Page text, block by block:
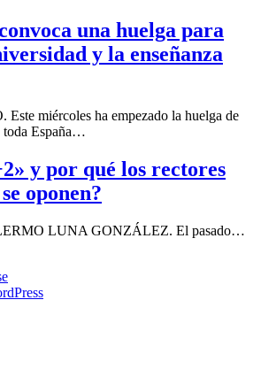
una huelga para
y la enseñanza
miércoles ha empezado la huelga de
toda España…
y por qué los rectores
oponen?
LUNA GONZÁLEZ. El pasado…